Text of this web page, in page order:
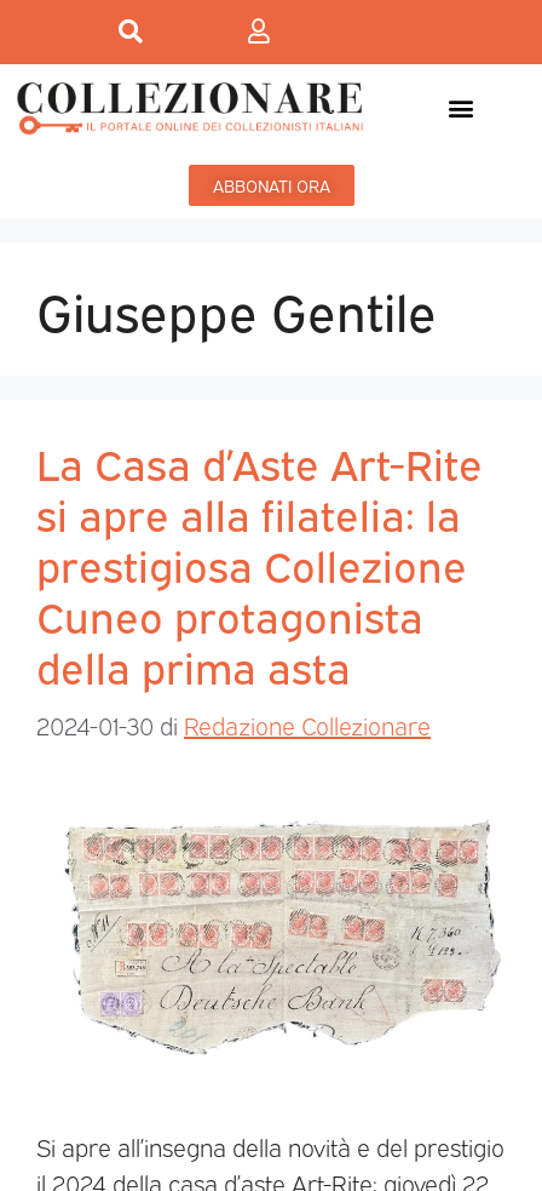
ABBONATI ORA
Giuseppe Gentile
La Casa d’Aste Art-Rite
si apre alla filatelia: la
prestigiosa Collezione
Cuneo protagonista
della prima asta
2024-01-30 di Redazione Collezionare
Si apre all’insegna della novità e del prestigio
il 2024 della casa d’aste Art-Rite: giovedì 22